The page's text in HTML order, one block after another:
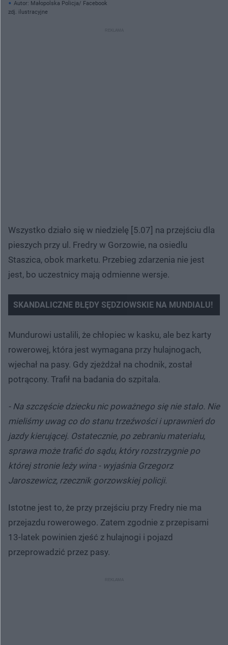
Autor: Małopolska Policja/ Facebook
zdj. ilustracyjne
Wszystko działo się w niedzielę [5.07] na przejściu dla
pieszych przy ul. Fredry w Gorzowie, na osiedlu
Staszica, obok marketu. Przebieg zdarzenia nie jest
jest, bo uczestnicy mają odmienne wersje.
SKANDALICZNE BŁĘDY SĘDZIOWSKIE NA MUNDIALU!
Spróbuj ponownie
Mundurowi ustalili, że chłopiec w kasku, ale bez karty
rowerowej, która jest wymagana przy hulajnogach,
wjechał na pasy. Gdy zjeżdżał na chodnik, został
potrącony. Trafił na badania do szpitala.
- Na szczęście dziecku nic poważnego się nie stało. Nie
mieliśmy uwag co do stanu trzeźwości i uprawnień do
jazdy kierującej. Ostatecznie, po zebraniu materiału,
sprawa może trafić do sądu, który rozstrzygnie po
której stronie leży wina - wyjaśnia Grzegorz
Jaroszewicz, rzecznik gorzowskiej policji.
Istotne jest to, że przy przejściu przy Fredry nie ma
przejazdu rowerowego. Zatem zgodnie z przepisami
13-latek powinien zjeść z hulajnogi i pojazd
przeprowadzić przez pasy.